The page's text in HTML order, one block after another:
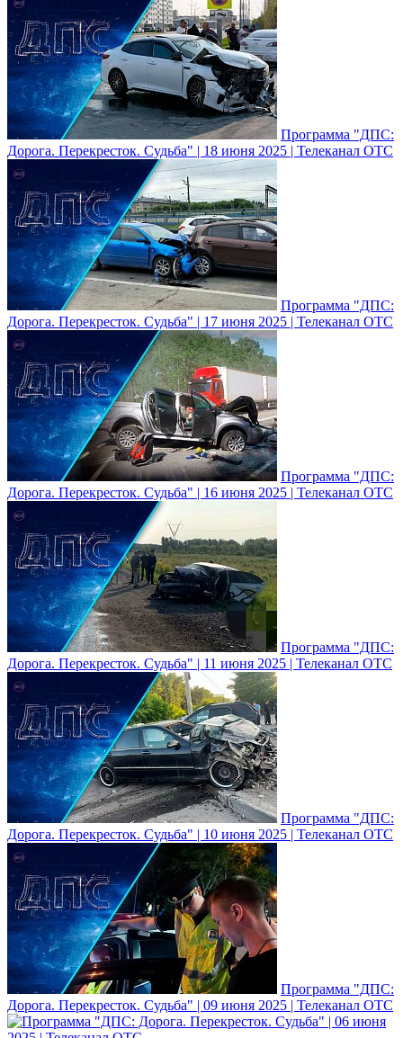
Программа "ДПС:
Дорога. Перекресток. Судьба" | 18 июня 2025 | Телеканал ОТС
Программа "ДПС:
Дорога. Перекресток. Судьба" | 17 июня 2025 | Телеканал ОТС
Программа "ДПС:
Дорога. Перекресток. Судьба" | 16 июня 2025 | Телеканал ОТС
Программа "ДПС:
Дорога. Перекресток. Судьба" | 11 июня 2025 | Телеканал ОТС
Программа "ДПС:
Дорога. Перекресток. Судьба" | 10 июня 2025 | Телеканал ОТС
Программа "ДПС:
Дорога. Перекресток. Судьба" | 09 июня 2025 | Телеканал ОТС